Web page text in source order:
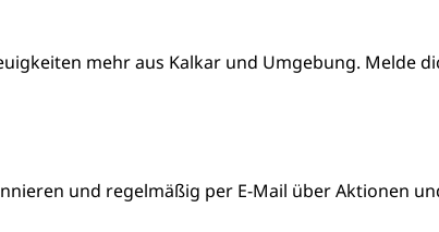
mehr aus Kalkar und Umgebung. Melde
und regelmäßig per E-Mail über Aktionen